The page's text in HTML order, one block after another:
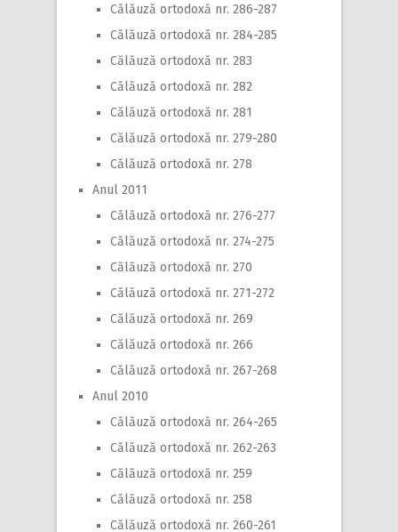
Călăuză ortodoxă nr. 286-287
Călăuză ortodoxă nr. 284-285
Călăuză ortodoxă nr. 283
Călăuză ortodoxă nr. 282
Călăuză ortodoxă nr. 281
Călăuză ortodoxă nr. 279-280
Călăuză ortodoxă nr. 278
Anul 2011
Călăuză ortodoxă nr. 276-277
Călăuză ortodoxă nr. 274-275
Călăuză ortodoxă nr. 270
Călăuză ortodoxă nr. 271-272
Călăuză ortodoxă nr. 269
Călăuză ortodoxă nr. 266
Călăuză ortodoxă nr. 267-268
Anul 2010
Călăuză ortodoxă nr. 264-265
Călăuză ortodoxă nr. 262-263
Călăuză ortodoxă nr. 259
Călăuză ortodoxă nr. 258
Călăuză ortodoxă nr. 260-261